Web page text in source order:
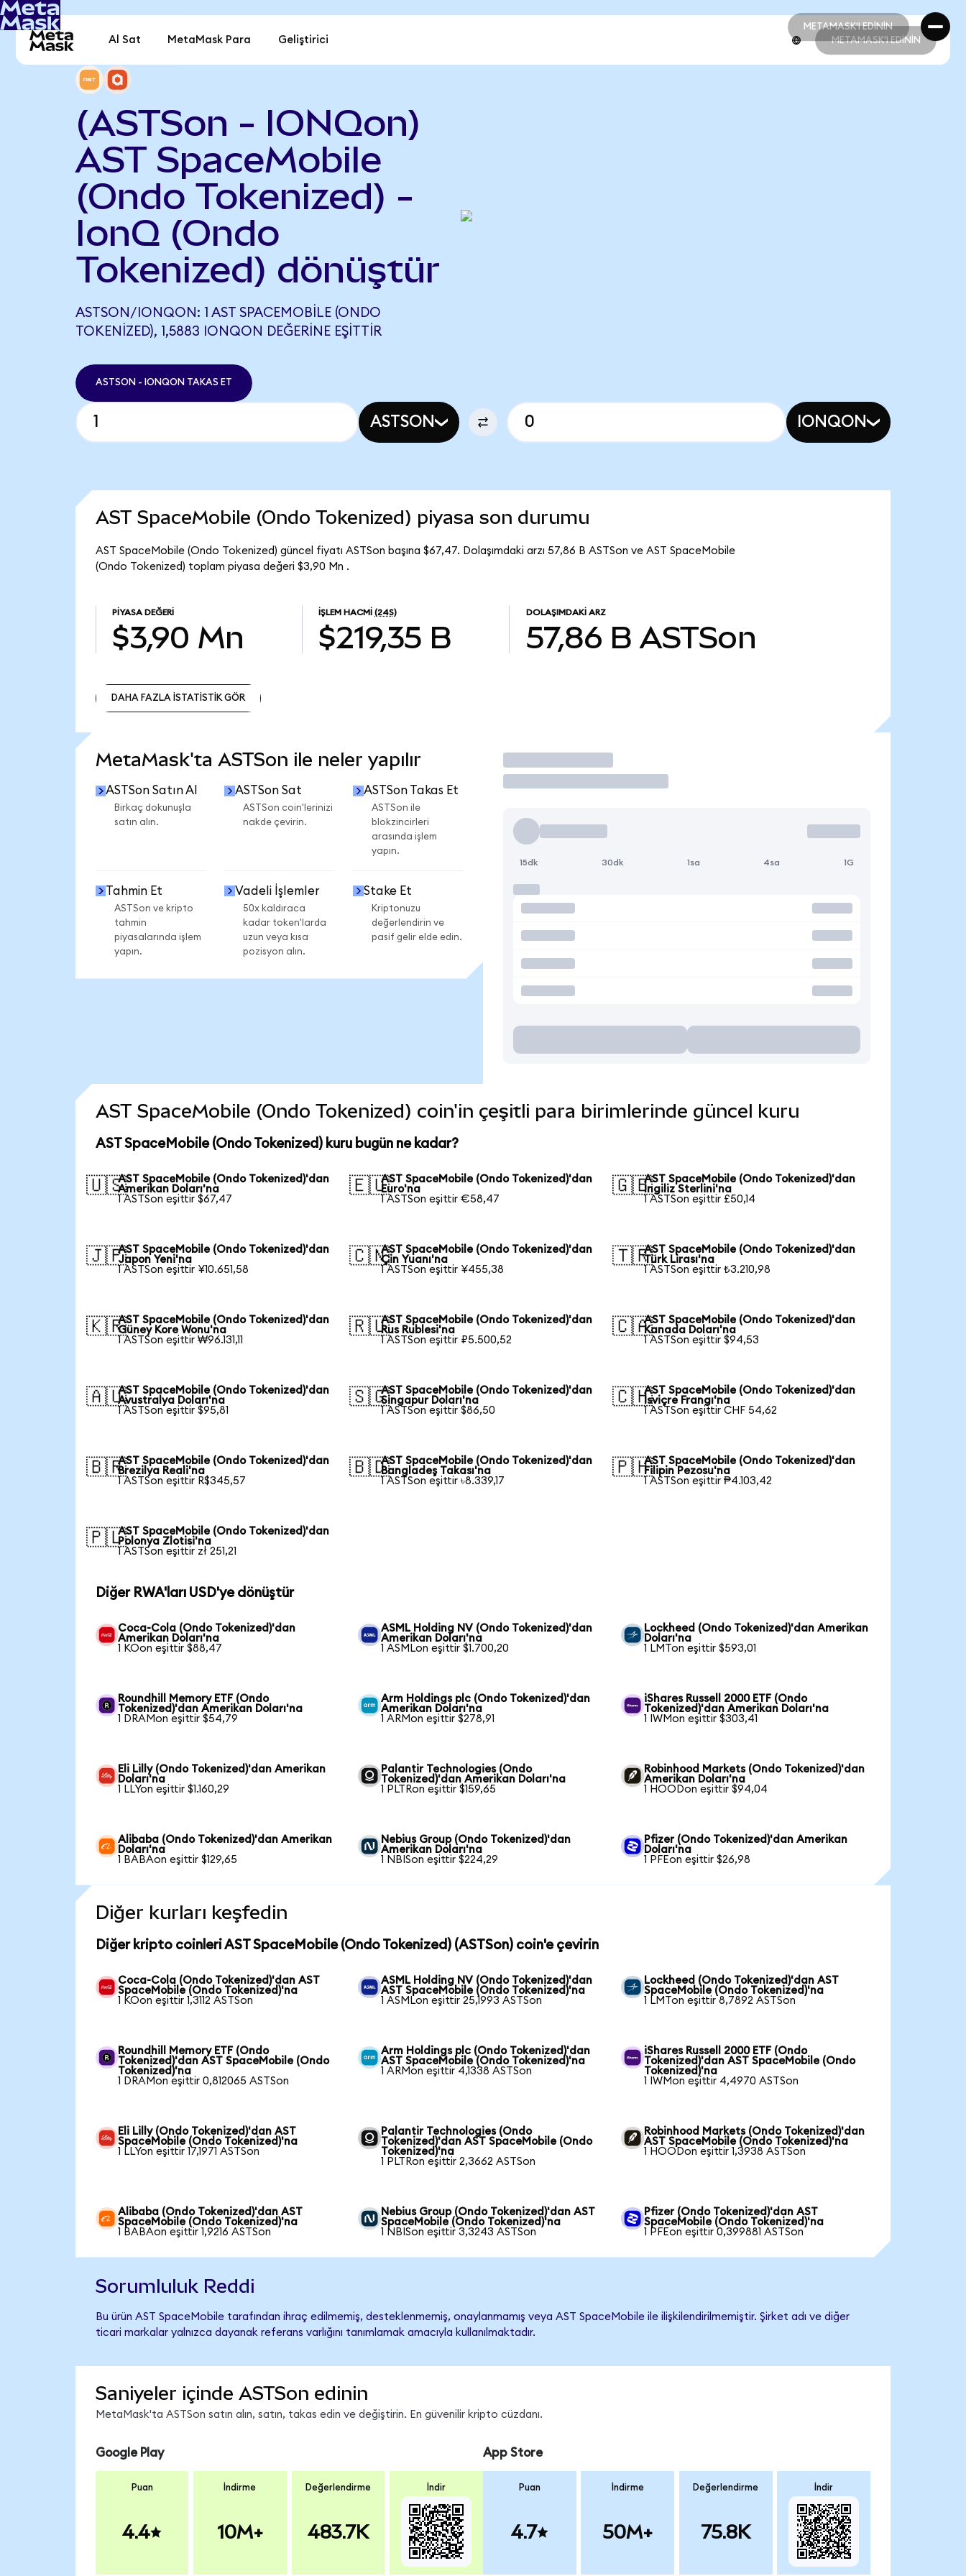
METAMASK'I EDİNİN
METAMASK'I EDİNİN
Al Sat MetaMask Para Geliştirici METAMASK'I EDİNİN
(ASTSon - IONQon)
AST SpaceMobile
(Ondo Tokenized) -
IonQ (Ondo
Tokenized) dönüştür
ASTSON/IONQON: 1 AST SPACEMOBILE (ONDO
TOKENIZED), 1,5883 IONQON DEĞERINE EŞITTIR
ASTSON - IONQON TAKAS ET
ASTSON IONQON
AST SpaceMobile (Ondo Tokenized) piyasa son durumu
AST SpaceMobile (Ondo Tokenized) güncel fiyatı ASTSon başına $67,47. Dolaşımdaki arzı 57,86 B ASTSon ve AST SpaceMobile
(Ondo Tokenized) toplam piyasa değeri $3,90 Mn .
PIYASA DEĞERI
$3,90 Mn
İŞLEM HACMI (24S)
$219,35 B
DOLAŞIMDAKI ARZ
57,86 B ASTSon
DAHA FAZLA İSTATİSTİK GÖR
MetaMask'ta ASTSon ile neler yapılır
ASTSon Satın Al
Birkaç dokunuşla
satın alın.
ASTSon Sat
ASTSon coin'lerinizi
nakde çevirin.
ASTSon Takas Et
ASTSon ile
blokzincirleri
arasında işlem
yapın.
Tahmin Et
ASTSon ve kripto
tahmin
piyasalarında işlem
yapın.
Vadeli İşlemler
50x kaldıraca
kadar token'larda
uzun veya kısa
pozisyon alın.
Stake Et
Kriptonuzu
değerlendirin ve
pasif gelir elde edin.
İşlem Yap
15dk 30dk 1sa 4sa 1G
AST SpaceMobile (Ondo Tokenized) coin'in çeşitli para birimlerinde güncel kuru
AST SpaceMobile (Ondo Tokenized) kuru bugün ne kadar?
🇺🇸AST SpaceMobile (Ondo Tokenized)'dan
Amerikan Doları'na
1 ASTSon eşittir $67,47
🇪🇺AST SpaceMobile (Ondo Tokenized)'dan
Euro'na
1 ASTSon eşittir €58,47
🇬🇧AST SpaceMobile (Ondo Tokenized)'dan
İngiliz Sterlini'na
1 ASTSon eşittir £50,14
🇯🇵AST SpaceMobile (Ondo Tokenized)'dan
Japon Yeni'na
1 ASTSon eşittir ¥10.651,58
🇨🇳AST SpaceMobile (Ondo Tokenized)'dan
Çin Yuanı'na
1 ASTSon eşittir ¥455,38
🇹🇷AST SpaceMobile (Ondo Tokenized)'dan
Türk Lirası'na
1 ASTSon eşittir ₺3.210,98
🇰🇷AST SpaceMobile (Ondo Tokenized)'dan
Güney Kore Wonu'na
1 ASTSon eşittir ₩96.131,11
🇷🇺AST SpaceMobile (Ondo Tokenized)'dan
Rus Rublesi'na
1 ASTSon eşittir ₽5.500,52
🇨🇦AST SpaceMobile (Ondo Tokenized)'dan
Kanada Doları'na
1 ASTSon eşittir $94,53
🇦🇺AST SpaceMobile (Ondo Tokenized)'dan
Avustralya Doları'na
1 ASTSon eşittir $95,81
🇸🇬AST SpaceMobile (Ondo Tokenized)'dan
Singapur Doları'na
1 ASTSon eşittir $86,50
🇨🇭AST SpaceMobile (Ondo Tokenized)'dan
İsviçre Frangı'na
1 ASTSon eşittir CHF 54,62
🇧🇷AST SpaceMobile (Ondo Tokenized)'dan
Brezilya Reali'na
1 ASTSon eşittir R$345,57
🇧🇩AST SpaceMobile (Ondo Tokenized)'dan
Bangladeş Takası'na
1 ASTSon eşittir ৳8.339,17
🇵🇭AST SpaceMobile (Ondo Tokenized)'dan
Filipin Pezosu'na
1 ASTSon eşittir ₱4.103,42
🇵🇱AST SpaceMobile (Ondo Tokenized)'dan
Polonya Zlotisi'na
1 ASTSon eşittir zł 251,21
Diğer RWA'ları USD'ye dönüştür
Coca-Cola (Ondo Tokenized)'dan
Amerikan Doları'na
1 KOon eşittir $88,47
ASML Holding NV (Ondo Tokenized)'dan
Amerikan Doları'na
1 ASMLon eşittir $1.700,20
Lockheed (Ondo Tokenized)'dan Amerikan
Doları'na
1 LMTon eşittir $593,01
Roundhill Memory ETF (Ondo
Tokenized)'dan Amerikan Doları'na
1 DRAMon eşittir $54,79
Arm Holdings plc (Ondo Tokenized)'dan
Amerikan Doları'na
1 ARMon eşittir $278,91
iShares Russell 2000 ETF (Ondo
Tokenized)'dan Amerikan Doları'na
1 IWMon eşittir $303,41
Eli Lilly (Ondo Tokenized)'dan Amerikan
Doları'na
1 LLYon eşittir $1.160,29
Palantir Technologies (Ondo
Tokenized)'dan Amerikan Doları'na
1 PLTRon eşittir $159,65
Robinhood Markets (Ondo Tokenized)'dan
Amerikan Doları'na
1 HOODon eşittir $94,04
Alibaba (Ondo Tokenized)'dan Amerikan
Doları'na
1 BABAon eşittir $129,65
Nebius Group (Ondo Tokenized)'dan
Amerikan Doları'na
1 NBISon eşittir $224,29
Pfizer (Ondo Tokenized)'dan Amerikan
Doları'na
1 PFEon eşittir $26,98
Diğer kurları keşfedin
Diğer kripto coinleri AST SpaceMobile (Ondo Tokenized) (ASTSon) coin'e çevirin
Coca-Cola (Ondo Tokenized)'dan AST
SpaceMobile (Ondo Tokenized)'na
1 KOon eşittir 1,3112 ASTSon
ASML Holding NV (Ondo Tokenized)'dan
AST SpaceMobile (Ondo Tokenized)'na
1 ASMLon eşittir 25,1993 ASTSon
Lockheed (Ondo Tokenized)'dan AST
SpaceMobile (Ondo Tokenized)'na
1 LMTon eşittir 8,7892 ASTSon
Roundhill Memory ETF (Ondo
Tokenized)'dan AST SpaceMobile (Ondo
Tokenized)'na
1 DRAMon eşittir 0,812065 ASTSon
Arm Holdings plc (Ondo Tokenized)'dan
AST SpaceMobile (Ondo Tokenized)'na
1 ARMon eşittir 4,1338 ASTSon
iShares Russell 2000 ETF (Ondo
Tokenized)'dan AST SpaceMobile (Ondo
Tokenized)'na
1 IWMon eşittir 4,4970 ASTSon
Eli Lilly (Ondo Tokenized)'dan AST
SpaceMobile (Ondo Tokenized)'na
1 LLYon eşittir 17,1971 ASTSon
Palantir Technologies (Ondo
Tokenized)'dan AST SpaceMobile (Ondo
Tokenized)'na
1 PLTRon eşittir 2,3662 ASTSon
Robinhood Markets (Ondo Tokenized)'dan
AST SpaceMobile (Ondo Tokenized)'na
1 HOODon eşittir 1,3938 ASTSon
Alibaba (Ondo Tokenized)'dan AST
SpaceMobile (Ondo Tokenized)'na
1 BABAon eşittir 1,9216 ASTSon
Nebius Group (Ondo Tokenized)'dan AST
SpaceMobile (Ondo Tokenized)'na
1 NBISon eşittir 3,3243 ASTSon
Pfizer (Ondo Tokenized)'dan AST
SpaceMobile (Ondo Tokenized)'na
1 PFEon eşittir 0,399881 ASTSon
Sorumluluk Reddi
Bu ürün AST SpaceMobile tarafından ihraç edilmemiş, desteklenmemiş, onaylanmamış veya AST SpaceMobile ile ilişkilendirilmemiştir. Şirket adı ve diğer
ticari markalar yalnızca dayanak referans varlığını tanımlamak amacıyla kullanılmaktadır.
Saniyeler içinde ASTSon edinin
MetaMask'ta ASTSon satın alın, satın, takas edin ve değiştirin. En güvenilir kripto cüzdanı.
Google Play
Puan
4.4
İndirme
10M+
Değerlendirme
483.7K
İndir
App Store
Puan
4.7
İndirme
50M+
Değerlendirme
75.8K
İndir